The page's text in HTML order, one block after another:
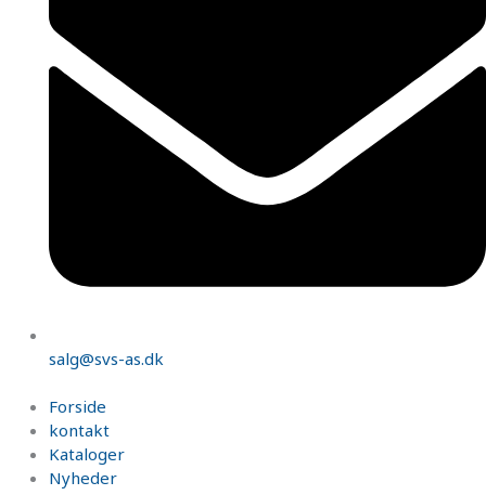
salg@svs-as.dk
Forside
kontakt
Kataloger
Nyheder